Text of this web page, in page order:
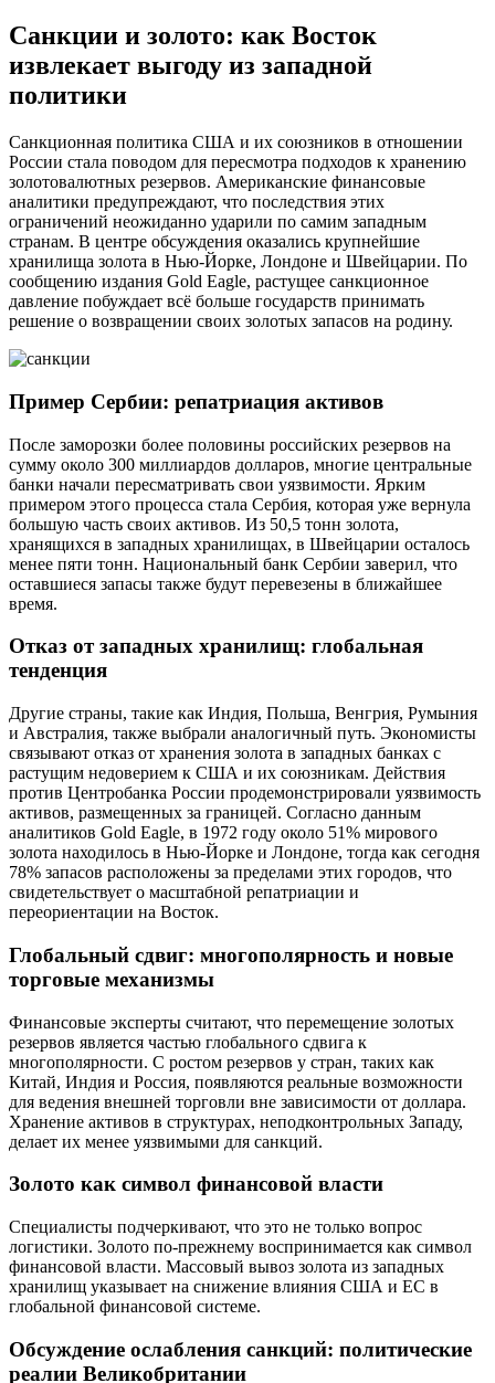
Санкции и золото: как Восток
извлекает выгоду из западной
политики
Санкционная политика США и их союзников в отношении
России стала поводом для пересмотра подходов к хранению
золотовалютных резервов. Американские финансовые
аналитики предупреждают, что последствия этих
ограничений неожиданно ударили по самим западным
странам. В центре обсуждения оказались крупнейшие
хранилища золота в Нью-Йорке, Лондоне и Швейцарии. По
сообщению издания Gold Eagle, растущее санкционное
давление побуждает всё больше государств принимать
решение о возвращении своих золотых запасов на родину.
Пример Сербии: репатриация активов
После заморозки более половины российских резервов на
сумму около 300 миллиардов долларов, многие центральные
банки начали пересматривать свои уязвимости. Ярким
примером этого процесса стала Сербия, которая уже вернула
большую часть своих активов. Из 50,5 тонн золота,
хранящихся в западных хранилищах, в Швейцарии осталось
менее пяти тонн. Национальный банк Сербии заверил, что
оставшиеся запасы также будут перевезены в ближайшее
время.
Отказ от западных хранилищ: глобальная
тенденция
Другие страны, такие как Индия, Польша, Венгрия, Румыния
и Австралия, также выбрали аналогичный путь. Экономисты
связывают отказ от хранения золота в западных банках с
растущим недоверием к США и их союзникам. Действия
против Центробанка России продемонстрировали уязвимость
активов, размещенных за границей. Согласно данным
аналитиков Gold Eagle, в 1972 году около 51% мирового
золота находилось в Нью-Йорке и Лондоне, тогда как сегодня
78% запасов расположены за пределами этих городов, что
свидетельствует о масштабной репатриации и
переориентации на Восток.
Глобальный сдвиг: многополярность и новые
торговые механизмы
Финансовые эксперты считают, что перемещение золотых
резервов является частью глобального сдвига к
многополярности. С ростом резервов у стран, таких как
Китай, Индия и Россия, появляются реальные возможности
для ведения внешней торговли вне зависимости от доллара.
Хранение активов в структурах, неподконтрольных Западу,
делает их менее уязвимыми для санкций.
Золото как символ финансовой власти
Специалисты подчеркивают, что это не только вопрос
логистики. Золото по-прежнему воспринимается как символ
финансовой власти. Массовый вывоз золота из западных
хранилищ указывает на снижение влияния США и ЕС в
глобальной финансовой системе.
Обсуждение ослабления санкций: политические
реалии Великобритании